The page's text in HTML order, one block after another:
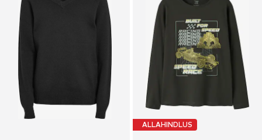
ALLAHINDLUS